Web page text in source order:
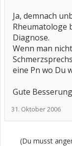
Ja, demnach
Rheumatologe
Diagnose.
Wenn man
eine Pn wo Du
Gute
31. Oktober 2006
(Du musst